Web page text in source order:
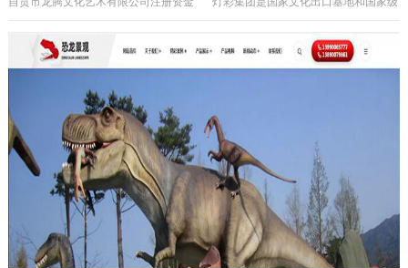
企业，集团子公司新亚彩灯是连续多年
由中央五部委联合授予的国家文化出口
州、安徽、甘肃、加拿大、美国等多个
控股合作团队。集团从…
之乡、中国灯城”美誉的四川省自贡
市。拥有“占地100余亩的中国彩灯仿真
司从事彩灯艺术工程、彩车彩船巡游工
程、趣味式景观游乐器具、景观雕塑工
程、城市文化符号美化亮化工程，以及
仿真恐龙、仿真动植物、化石制作和演
绎程控机器人研发生产。